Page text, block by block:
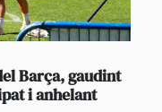
Barça, gaudint
i anhelant